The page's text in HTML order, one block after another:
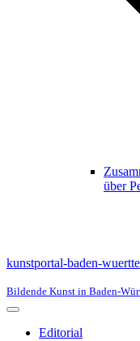
über
kunstportal-baden-
Bildende Kunst in Baden-
Navigationsmenü
Editorial